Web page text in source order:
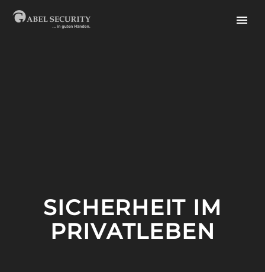
SICHERHEIT IM
PRIVATLEBEN